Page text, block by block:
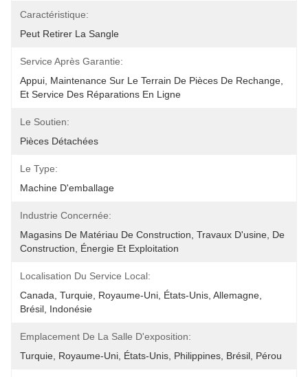
Caractéristique:
Peut Retirer La Sangle
Service Après Garantie:
Appui, Maintenance Sur Le Terrain De Pièces De Rechange,
Et Service Des Réparations En Ligne
Le Soutien:
Pièces Détachées
Le Type:
Machine D'emballage
Industrie Concernée:
Magasins De Matériau De Construction, Travaux D'usine, De
Construction, Énergie Et Exploitation
Localisation Du Service Local:
Canada, Turquie, Royaume-Uni, États-Unis, Allemagne,
Brésil, Indonésie
Emplacement De La Salle D'exposition:
Turquie, Royaume-Uni, États-Unis, Philippines, Brésil, Pérou